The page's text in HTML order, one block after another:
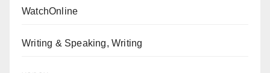
WatchOnline
Writing & Speaking, Writing